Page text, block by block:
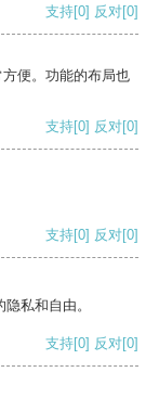
支持[0] 反对[0]
便。功能的布局也
支持[0] 反对[0]
支持[0] 反对[0]
私和自由。
支持[0] 反对[0]